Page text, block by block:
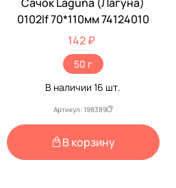
0102lf 70*110мм 74124010
142 ₽
50 г
В наличии16 шт.
Артикул: 198389
В корзину